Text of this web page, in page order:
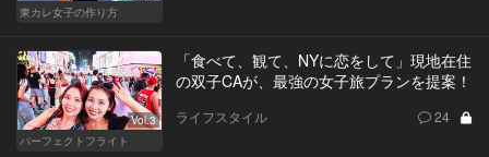
東カレ女子の作り方
Vol.3
パーフェクトフライト
「食べて、観て、NYに恋をして」現地在住
の双子CAが、最強の女子旅プランを提案！
ライフスタイル 24